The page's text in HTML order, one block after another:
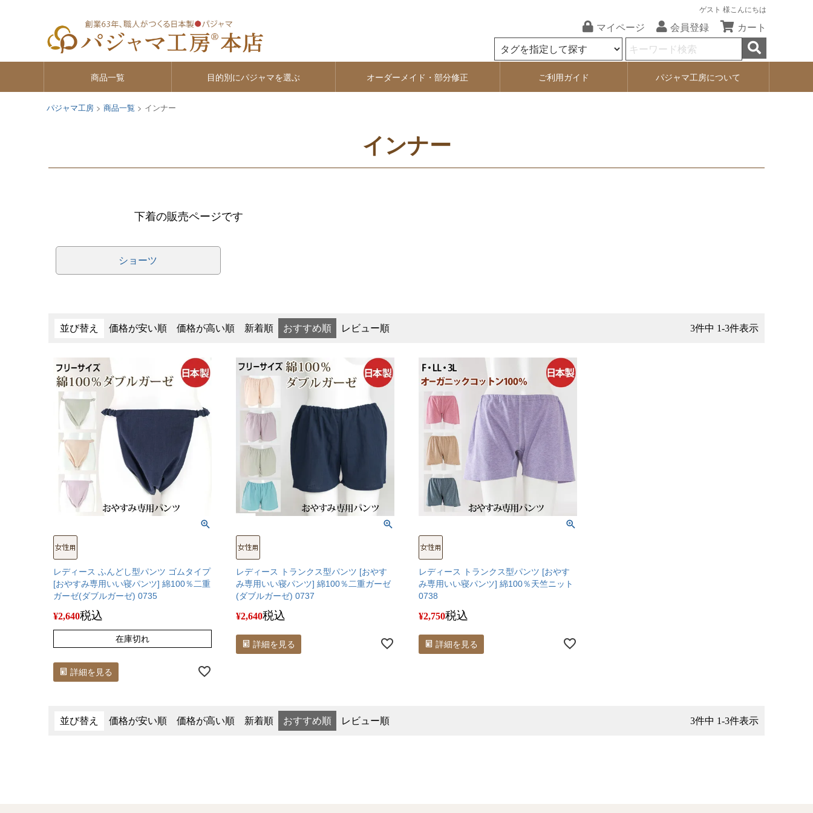
ゲスト 様こんにちは
マイページ 会員登録 カート
商品一覧 目的別にパジャマを選ぶ オーダーメイド・部分修正 ご利用ガイド パジャマ工房について
パジャマ工房 商品一覧 インナー
インナー
下着の販売ページです
ショーツ
並び替え 価格が安い順 価格が高い順 新着順 おすすめ順 レビュー順 3件中 1-3件表示
レディース ふんどし型パンツ ゴムタイプ
[おやすみ専用いい寝パンツ] 綿100％二重
ガーゼ(ダブルガーゼ) 0735
¥2,640税込
在庫切れ
詳細を見る
レディース トランクス型パンツ [おやす
み専用いい寝パンツ] 綿100％二重ガーゼ
(ダブルガーゼ) 0737
¥2,640税込
詳細を見る
レディース トランクス型パンツ [おやす
み専用いい寝パンツ] 綿100％天竺ニット
0738
¥2,750税込
詳細を見る
並び替え 価格が安い順 価格が高い順 新着順 おすすめ順 レビュー順 3件中 1-3件表示